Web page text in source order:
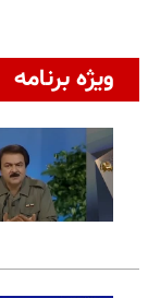
ویژه برنامه